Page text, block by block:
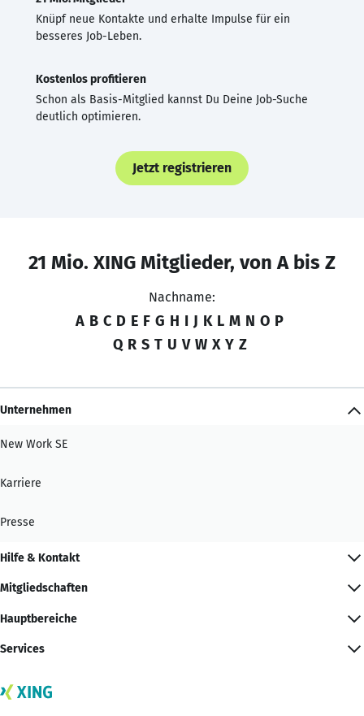
Knüpf neue Kontakte und erhalte Impulse für ein
besseres Job-Leben.
Kostenlos profitieren
Schon als Basis-Mitglied kannst Du Deine Job-Suche
deutlich optimieren.
Jetzt registrieren
21 Mio. XING Mitglieder, von A bis Z
Nachname:
A B C D E F G H I J K L M N O P
Q R S T U V W X Y Z
Unternehmen
New Work SE
Karriere
Presse
Hilfe & Kontakt
Mitgliedschaften
Hauptbereiche
Services